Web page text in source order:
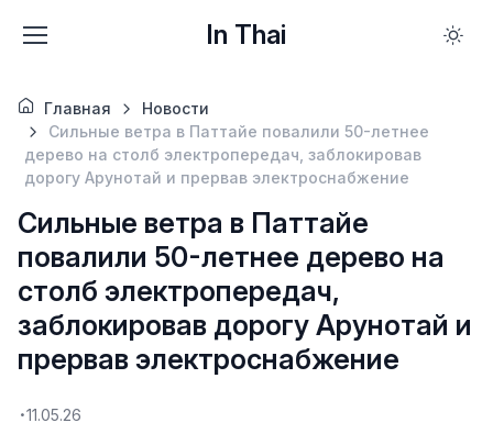
In Thai
Главная
Новости
Сильные ветра в Паттайе повалили 50-летнее
дерево на столб электропередач, заблокировав
дорогу Арунотай и прервав электроснабжение
Сильные ветра в Паттайе
повалили 50-летнее дерево на
столб электропередач,
заблокировав дорогу Арунотай и
прервав электроснабжение
11.05.26